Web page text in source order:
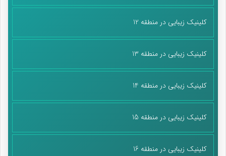
کلینیک زیبایی در منطقه 12
کلینیک زیبایی در منطقه 13
کلینیک زیبایی در منطقه 14
کلینیک زیبایی در منطقه 15
کلینیک زیبایی در منطقه 16